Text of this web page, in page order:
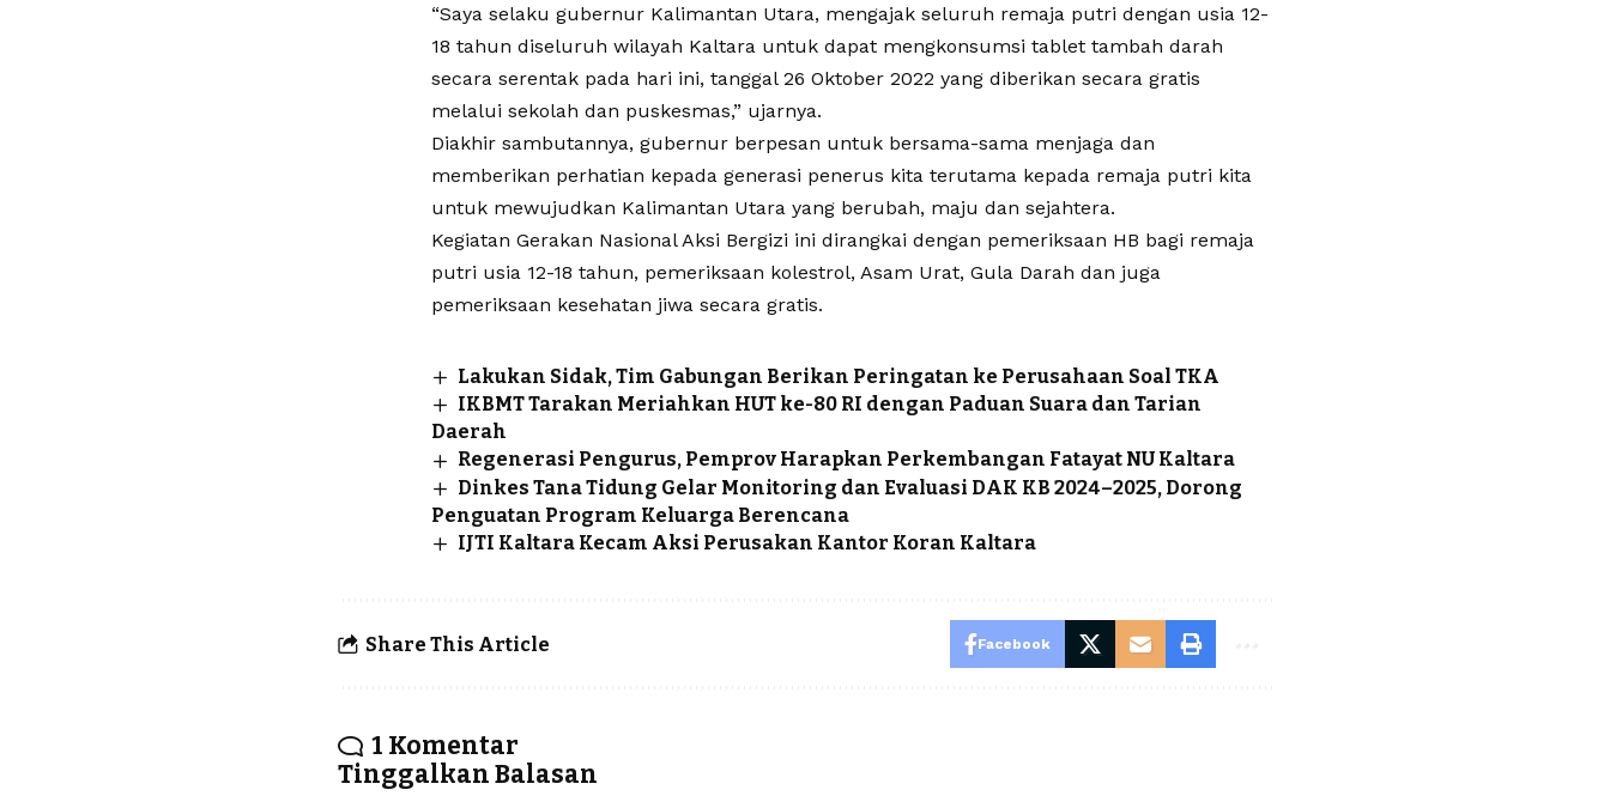
“Saya selaku gubernur Kalimantan Utara, mengajak seluruh remaja putri dengan usia 12-
18 tahun diseluruh wilayah Kaltara untuk dapat mengkonsumsi tablet tambah darah
secara serentak pada hari ini, tanggal 26 Oktober 2022 yang diberikan secara gratis
melalui sekolah dan puskesmas,” ujarnya.
Diakhir sambutannya, gubernur berpesan untuk bersama-sama menjaga dan
memberikan perhatian kepada generasi penerus kita terutama kepada remaja putri kita
untuk mewujudkan Kalimantan Utara yang berubah, maju dan sejahtera.
Kegiatan Gerakan Nasional Aksi Bergizi ini dirangkai dengan pemeriksaan HB bagi remaja
putri usia 12-18 tahun, pemeriksaan kolestrol, Asam Urat, Gula Darah dan juga
pemeriksaan kesehatan jiwa secara gratis.
Lakukan Sidak, Tim Gabungan Berikan Peringatan ke Perusahaan Soal TKA
IKBMT Tarakan Meriahkan HUT ke-80 RI dengan Paduan Suara dan Tarian
Daerah
Regenerasi Pengurus, Pemprov Harapkan Perkembangan Fatayat NU Kaltara
Dinkes Tana Tidung Gelar Monitoring dan Evaluasi DAK KB 2024–2025, Dorong
Penguatan Program Keluarga Berencana
IJTI Kaltara Kecam Aksi Perusakan Kantor Koran Kaltara
Share This Article Facebook
1 Komentar
Tinggalkan Balasan